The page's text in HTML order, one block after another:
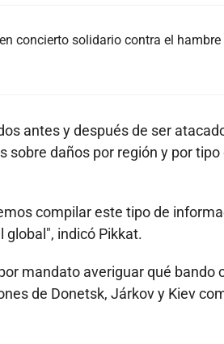
concierto solidario contra el hambre
antes y después de ser
daños por región y por tipo
compilar este tipo de
indicó Pikkat.
mandato averiguar qué bando
de Donetsk, Járkov y Kiev